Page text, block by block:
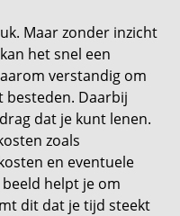
Maar zonder inzicht
het snel een
verstandig om
besteden. Daarbij
dat je kunt lenen.
zoals
en eventuele
helpt je om
dit dat je tijd steekt